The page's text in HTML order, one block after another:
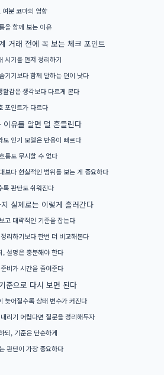
여분 코마의 영향
을 함께 보는 이유
거래 전에 꼭 보는 체크 포인트
시기를 먼저 정리하기
기기보다 함께 말하는 편이 낫다
활감은 생각보다 다르게 본다
포인트가 다르다
이유를 알면 덜 흔들린다
도 인기 모델은 반응이 빠르다
름도 무시할 수 없다
보다 현실적인 범위를 보는 게 중요하다
록 판단도 쉬워진다
실제로는 이렇게 흘러간다
고 대략적인 기준을 잡는다
리하기보다 한번 더 비교해본다
, 설명은 충분해야 한다
비가 시간을 줄여준다
준으로 다시 보면 된다
늦어질수록 상태 변수가 커진다
리기 어렵다면 질문을 정리해두자
되, 기준은 단순하게
판단이 가장 중요하다